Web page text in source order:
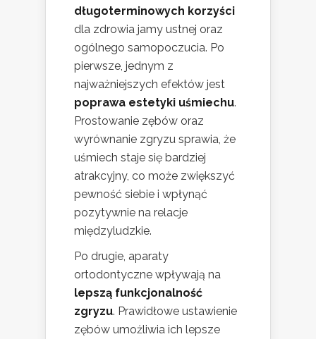
długoterminowych korzyści
dla zdrowia jamy ustnej oraz
ogólnego samopoczucia. Po
pierwsze, jednym z
najważniejszych efektów jest
poprawa estetyki uśmiechu.
Prostowanie zębów oraz
wyrównanie zgryzu sprawia, że
uśmiech staje się bardziej
atrakcyjny, co może zwiększyć
pewność siebie i wpłynąć
pozytywnie na relacje
międzyludzkie.
Po drugie, aparaty
ortodontyczne wpływają na
lepszą funkcjonalność
zgryzu. Prawidłowe ustawienie
zębów umożliwia ich lepsze